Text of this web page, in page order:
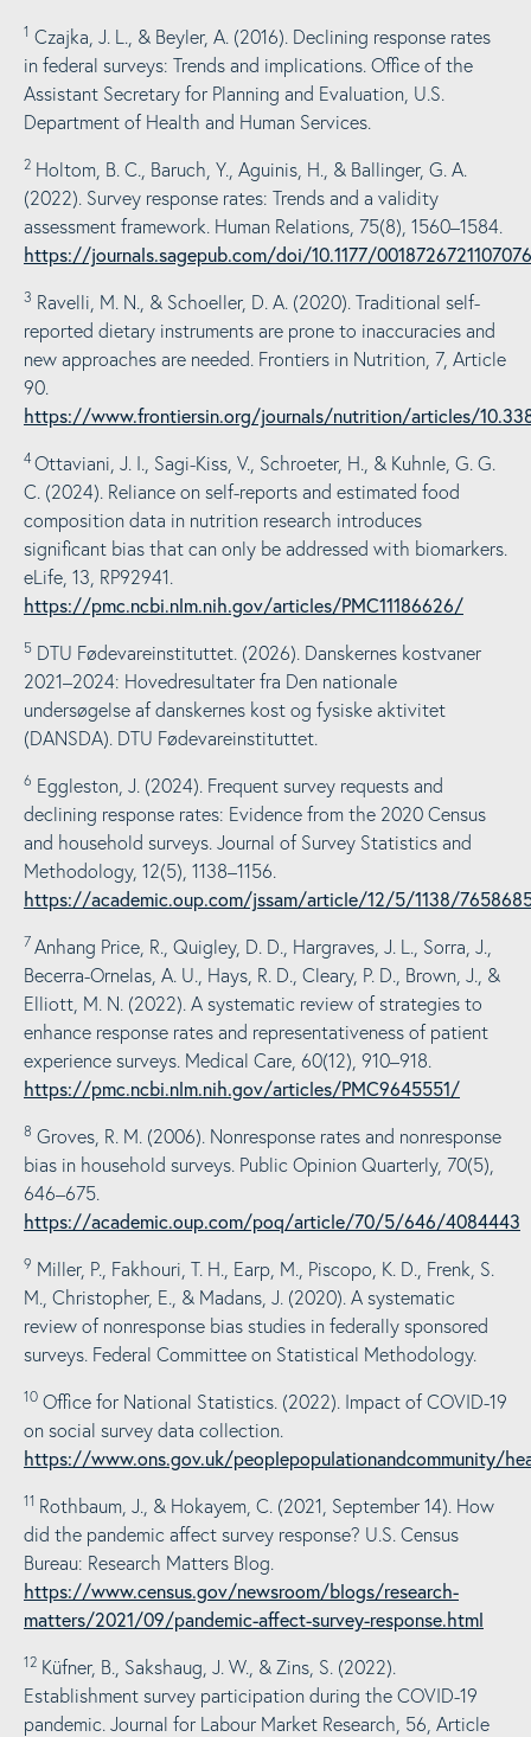
1 Czajka, J. L., & Beyler, A. (2016). Declining response rates
in federal surveys: Trends and implications. Office of the
Assistant Secretary for Planning and Evaluation, U.S.
Department of Health and Human Services.
2 Holtom, B. C., Baruch, Y., Aguinis, H., & Ballinger, G. A.
(2022). Survey response rates: Trends and a validity
assessment framework. Human Relations, 75(8), 1560–1584.
https://journals.sagepub.com/doi/10.1177/
3 Ravelli, M. N., & Schoeller, D. A. (2020). Traditional self-
reported dietary instruments are prone to inaccuracies and
new approaches are needed. Frontiers in Nutrition, 7, Article
90.
https://www.frontiersin.org/journals/nutrition/articles/
4 Ottaviani, J. I., Sagi-Kiss, V., Schroeter, H., & Kuhnle, G. G.
C. (2024). Reliance on self-reports and estimated food
composition data in nutrition research introduces
significant bias that can only be addressed with biomarkers.
eLife, 13, RP92941.
https://pmc.ncbi.nlm.nih.gov/articles/PMC11186626/
5 DTU Fødevareinstituttet. (2026). Danskernes kostvaner
2021–2024: Hovedresultater fra Den nationale
undersøgelse af danskernes kost og fysiske aktivitet
(DANSDA). DTU Fødevareinstituttet.
6 Eggleston, J. (2024). Frequent survey requests and
declining response rates: Evidence from the 2020 Census
and household surveys. Journal of Survey Statistics and
Methodology, 12(5), 1138–1156.
https://academic.oup.com/jssam/article/12/5/1138/
7 Anhang Price, R., Quigley, D. D., Hargraves, J. L., Sorra, J.,
Becerra-Ornelas, A. U., Hays, R. D., Cleary, P. D., Brown, J., &
Elliott, M. N. (2022). A systematic review of strategies to
enhance response rates and representativeness of patient
experience surveys. Medical Care, 60(12), 910–918.
https://pmc.ncbi.nlm.nih.gov/articles/PMC9645551/
8 Groves, R. M. (2006). Nonresponse rates and nonresponse
bias in household surveys. Public Opinion Quarterly, 70(5),
646–675.
https://academic.oup.com/poq/article/70/5/646/4084443
9 Miller, P., Fakhouri, T. H., Earp, M., Piscopo, K. D., Frenk, S.
M., Christopher, E., & Madans, J. (2020). A systematic
review of nonresponse bias studies in federally sponsored
surveys. Federal Committee on Statistical Methodology.
10 Office for National Statistics. (2022). Impact of COVID-19
on social survey data collection.
https://www.ons.gov.uk/peoplepopulationandcommunity/
11 Rothbaum, J., & Hokayem, C. (2021, September 14). How
did the pandemic affect survey response? U.S. Census
Bureau: Research Matters Blog.
https://www.census.gov/newsroom/blogs/research-
matters/2021/09/pandemic-affect-survey-response.html
12 Küfner, B., Sakshaug, J. W., & Zins, S. (2022).
Establishment survey participation during the COVID-19
pandemic. Journal for Labour Market Research, 56, Article